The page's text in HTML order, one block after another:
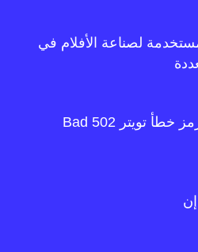
لصناعة الأفلام في
كيفية إصلاح رمز خطأ تويتر 502 Bad